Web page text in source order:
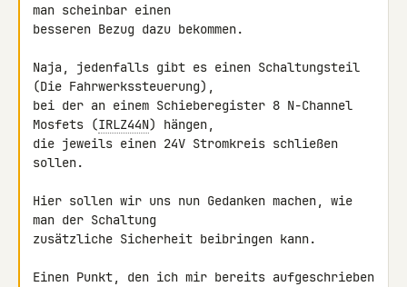
man scheinbar einen
besseren Bezug dazu bekommen.
Naja, jedenfalls gibt es einen Schaltungsteil
(Die Fahrwerkssteuerung),
bei der an einem Schieberegister 8 N-Channel
Mosfets (IRLZ44N) hängen,
die jeweils einen 24V Stromkreis schließen
sollen.
Hier sollen wir uns nun Gedanken machen, wie
man der Schaltung
zusätzliche Sicherheit beibringen kann.
Einen Punkt, den ich mir bereits aufgeschrieben